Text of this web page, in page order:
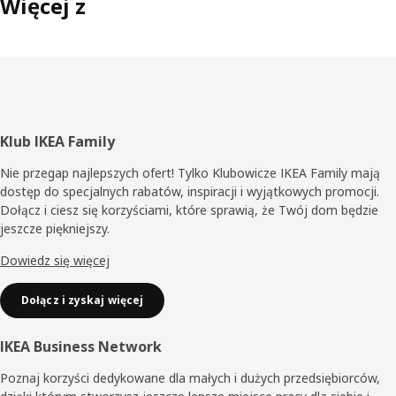
Stopka
Klub IKEA Family
Nie przegap najlepszych ofert! Tylko Klubowicze IKEA Family mają
dostęp do specjalnych rabatów, inspiracji i wyjątkowych promocji.
Dołącz i ciesz się korzyściami, które sprawią, że Twój dom będzie
jeszcze piękniejszy.
Dowiedz się więcej
Dołącz i zyskaj więcej
IKEA Business Network
Poznaj korzyści dedykowane dla małych i dużych przedsiębiorców,